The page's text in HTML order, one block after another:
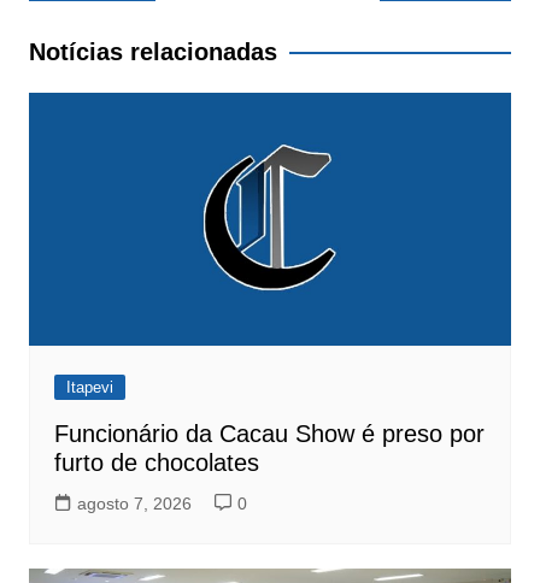
Post
Notícias relacionadas
Itapevi
Funcionário da Cacau Show é preso por
furto de chocolates
agosto 7, 2026 0